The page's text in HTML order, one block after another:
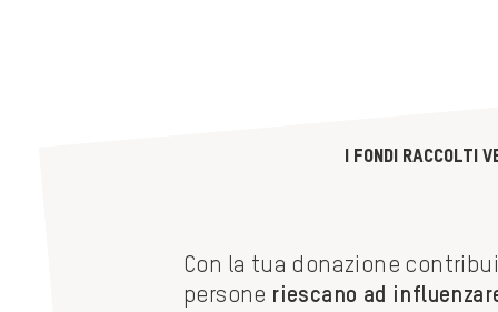
I fondi raccolti
Con la tua donazione
persone riescano ad